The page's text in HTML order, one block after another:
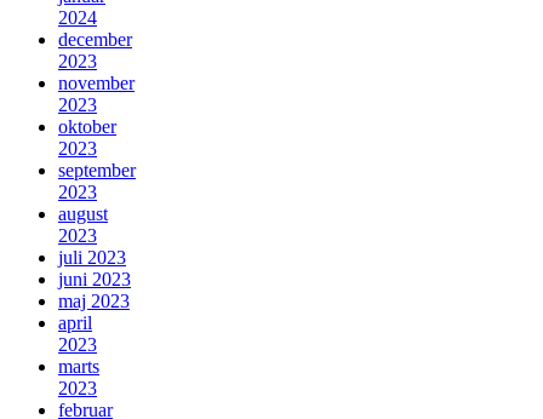
2024
december
2023
november
2023
oktober
2023
september
2023
august
2023
juli 2023
juni 2023
maj 2023
april
2023
marts
2023
februar